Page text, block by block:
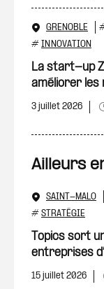
GRENOBLE
# INNOVATION
La start-up
améliorer les
3 juillet 2026
Ailleurs
SAINT-MALO
# STRATÉGIE
Topics sort
entreprises
15 juillet 2026